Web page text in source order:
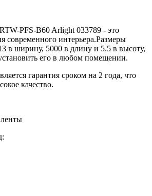
PFS-B60 Arlight 033789 - это
современного интерьера.Размеры
в ширину, 5000 в длину и 5.5 в высоту,
его в любом помещении.
гарантия сроком на 2 года, что
качество.